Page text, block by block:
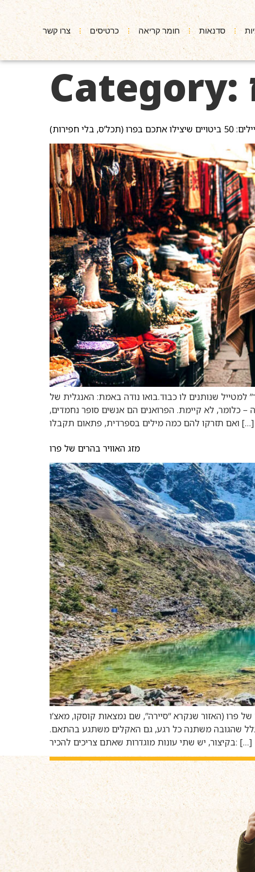
סדנאות חומר קריאה כרטיסים צרו קשר
Category:
בלי חפירות)
שנותנים לו כבוד.בואו נודה באמת: האנגלית של
כלומר, לא קיימת. הפרואנים הם אנשים סופר נחמדים,
ואם תזרקו להם כמה מילים בספרדית, פתאום תקבלו […]
מזג האוויר בהרים של פרו
פרו (האזור שנקרא “סיירה”, שם נמצאות קוסקו, מאצ’ו
בגלל שהגובה משתנה כל רגע, גם האקלים משתגע בהתאם.
בקיצור, יש שתי עונות מוגדרות שאתם צריכים להכיר: […]